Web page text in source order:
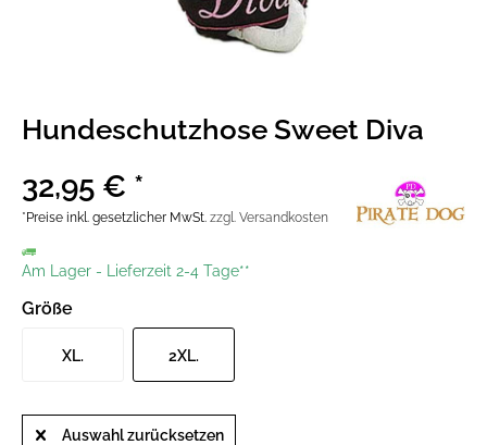
Hundeschutzhose Sweet Diva
32,95 € *
*Preise inkl. gesetzlicher MwSt. zzgl. Versandkosten
Am Lager - Lieferzeit 2-4 Tage**
Größe
XL. 2XL.
Auswahl zurücksetzen